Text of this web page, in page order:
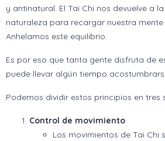
y antinatural. El Tai Chi nos devuelve a
naturaleza para recargar nuestra
Anhelamos este equilibrio.
Es por eso que tanta gente disfruta de
puede llevar algún tiempo
Podemos dividir estos principios en tres
Control de movimiento
Los movimientos de Tai Chi